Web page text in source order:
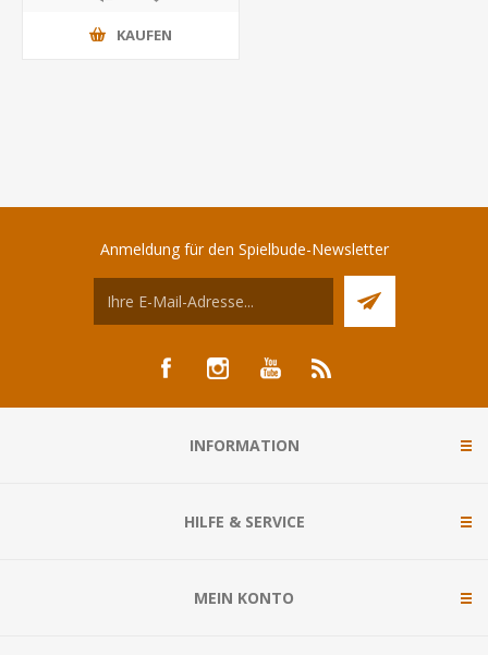
KAUFEN
Anmeldung für den Spielbude-Newsletter
INFORMATION
HILFE & SERVICE
MEIN KONTO